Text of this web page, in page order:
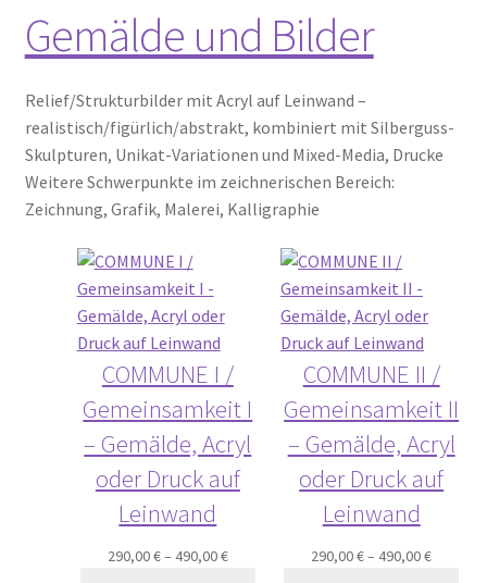
Time Appointments Booking
Contact Form
Book an Appointment
Gemälde und Bilder
Relief/Strukturbilder mit Acryl auf Leinwand –
realistisch/figürlich/abstrakt, kombiniert mit Silberguss-
Skulpturen, Unikat-Variationen und Mixed-Media, Drucke
Weitere Schwerpunkte im zeichnerischen Bereich:
Zeichnung, Grafik, Malerei, Kalligraphie
COMMUNE I /
Gemeinsamkeit I
– Gemälde, Acryl
oder Druck auf
Leinwand
290,00€– 490,00€
COMMUNE II /
Gemeinsamkeit II
– Gemälde, Acryl
oder Druck auf
Leinwand
290,00€–490,00€